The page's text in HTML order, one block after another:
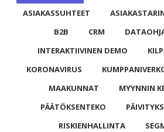
ASIAKASSUHTEET
B2B
CRM
INTERAKTIIVINEN DEMO
KORONAVIRUS
MAAKUNNAT
MYYNNIN
PÄÄTÖKSENTEKO
RISKIENHALLINTA